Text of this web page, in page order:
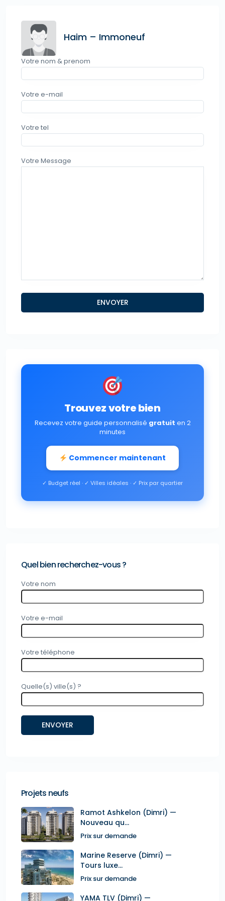
Haim – Immoneuf
Votre nom & prenom
Votre e-mail
Votre tel
Votre Message
Trouvez votre bien
Recevez votre guide personnalisé gratuit en 2
minutes
Commencer maintenant
✓ Budget réel · ✓ Villes idéales · ✓ Prix par quartier
Quel bien recherchez-vous ?
Votre nom
Votre e-mail
Votre téléphone
Quelle(s) ville(s) ?
Projets neufs
Ramot Ashkelon (Dimri) —
Nouveau qu...
Prix sur demande
Marine Reserve (Dimri) —
Tours luxe...
Prix sur demande
YAMA TLV (Dimri) —